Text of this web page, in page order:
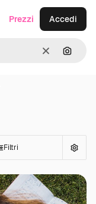
CancellaCerca
Prezzi Accedi
Filtri